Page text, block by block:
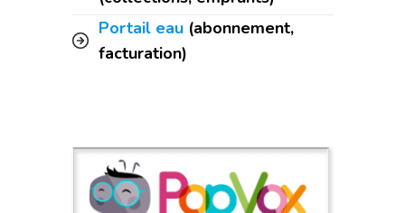
Portail eau (abonnement,
facturation)